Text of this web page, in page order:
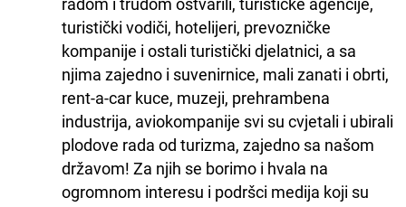
turistički vodiči, hotelijeri, prevozničke
kompanije i ostali turistički djelatnici, a sa
njima zajedno i suvenirnice, mali zanati i obrti,
rent-a-car kuce, muzeji, prehrambena
industrija, aviokompanije svi su cvjetali i ubirali
plodove rada od turizma, zajedno sa našom
državom! Za njih se borimo i hvala na
ogromnom interesu i podršci medija koji su